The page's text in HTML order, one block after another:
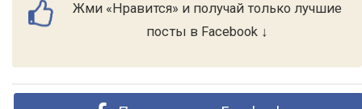
Жми «Нравится» и получай только лучшие
посты в Facebook ↓